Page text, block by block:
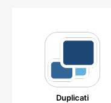
Duplicati